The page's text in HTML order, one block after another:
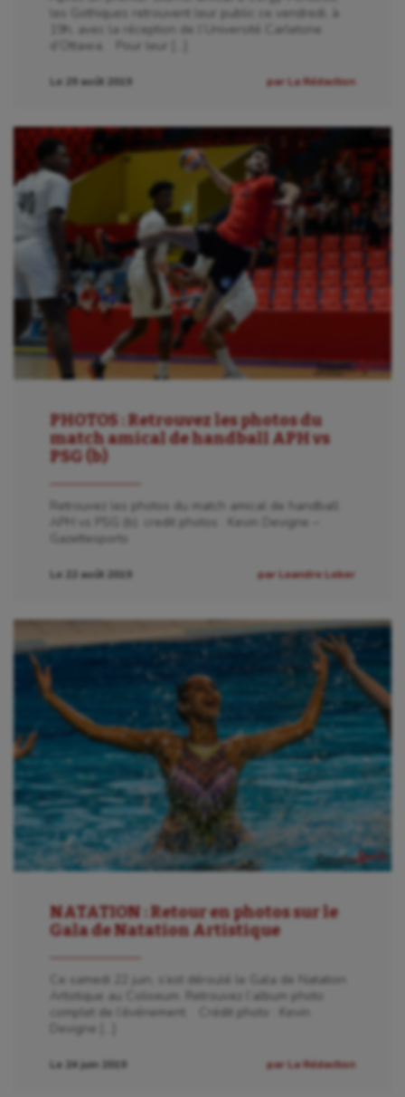
les Gothiques retrouvent leur public ce vendredi, à
19h, avec la réception de l’Université Carletone
d’Ottawa. Pour leur […]
Le 29 août 2019 par La Rédaction
PHOTOS : Retrouvez les photos du
match amical de handball APH vs
PSG (b)
Retrouvez les photos du match amical de handball
APH vs PSG (b). credit photos : Kevin Devigne –
Gazettesports
Le 22 août 2019 par Leandre Leber
NATATION : Retour en photos sur le
Gala de Natation Artistique
Ce samedi 22 juin, s’est déroulé le Gala de Natation
Artistique au Coliseum. Retrouvez l’album photo
complet de l’événement. Crédit photo : Kevin
Devigne […]
Le 24 juin 2019 par La Rédaction